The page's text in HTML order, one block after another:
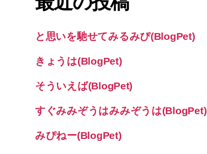
と思いを馳せてみるみぴ(BlogPet)
きょうは(BlogPet)
そういえば(BlogPet)
すぐみみぞうはみみぞうは(BlogPet)
みぴねー(BlogPet)